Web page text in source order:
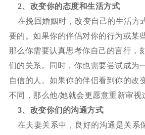
2、改变你的态度和生活方式
在挽回婚姻时，改变自己的生活方
要的。如果你的伴侣对你的行为或某
那么你需要认真思考你自己的言行，
们的关系。同时，你也需要尝试成为
自信的人。如果你的伴侣看到你的改
不同，那么他/她就会更愿意重新审视
3、改变你们的沟通方式
在夫妻关系中，良好的沟通是关系